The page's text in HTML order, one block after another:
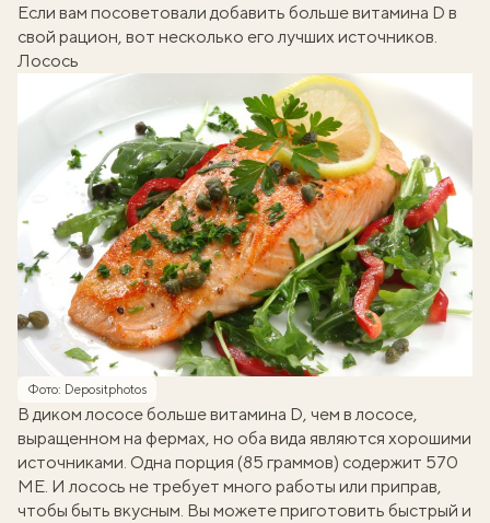
Если вам посоветовали добавить больше витамина D в
свой рацион, вот несколько его лучших источников.
Лосось
Фото: Depositphotos
В диком лососе больше витамина D, чем в лососе,
выращенном на фермах, но оба вида являются хорошими
источниками. Одна порция (85 граммов) содержит 570
МЕ. И лосось не требует много работы или приправ,
чтобы быть вкусным. Вы можете приготовить быстрый и